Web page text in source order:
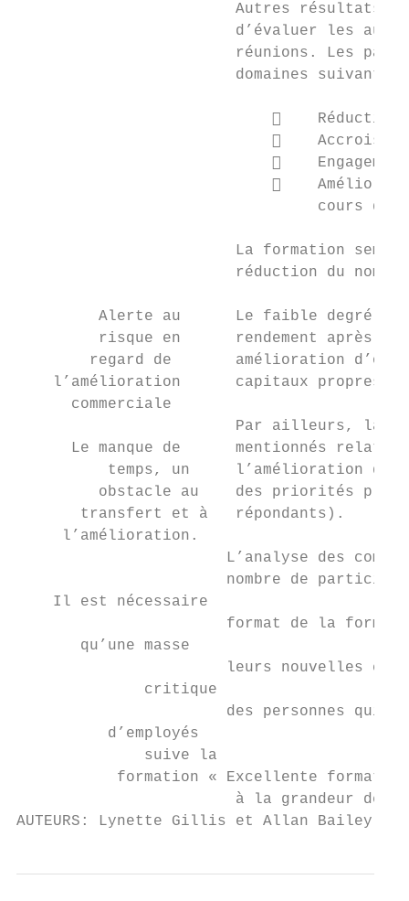
Autres résultats
d’évaluer les
réunions. Les
                        domaines suivants :




cours des
La formation
réduction du
Alerte au      Le faible degré
risque en      rendement après
regard de       amélioration
    l’amélioration      capitaux propres.
      commerciale
Par ailleurs, la
Le manque de      mentionnés
temps, un     l’amélioration du
obstacle au    des priorités
       transfert et à   répondants).
     l’amélioration.
L’analyse des
nombre de
    Il est nécessaire
format de la
       qu’une masse
leurs nouvelles
              critique
des personnes qui
          d’employés
              suive la
formation « Excellente
à la grandeur de
AUTEURS: Lynette Gillis et Allan